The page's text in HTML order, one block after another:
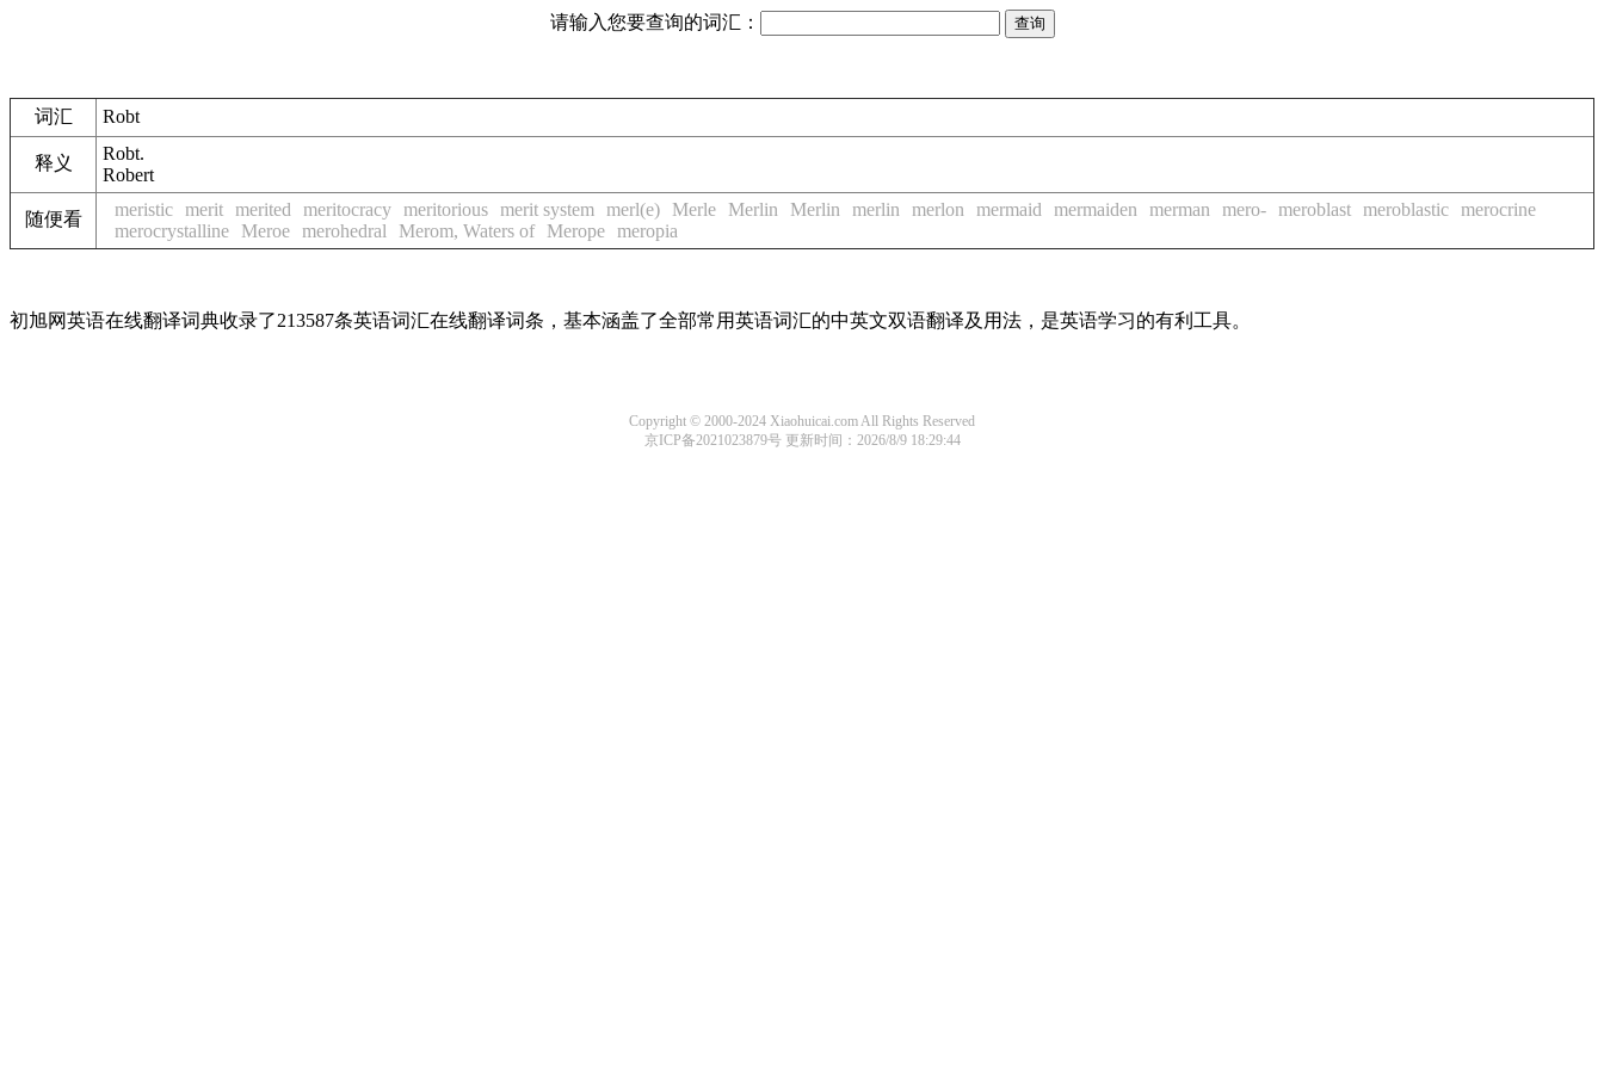
请输入您要查询的词汇：
词汇 Robt
释义
Robt.
Robert
随便看 meristic merit merited meritocracy meritorious merit system merl(e) Merle Merlin Merlin merlin merlon mermaid mermaiden merman mero- meroblast meroblastic merocrine
merocrystalline
Meroe merohedral Merom, Waters of Merope meropia
初旭网英语在线翻译词典收录了213587条英语词汇在线翻译词条，基本涵盖了全部常用英语词汇的中英文双语翻译及用法，是英语学习的有利工具。
Copyright © 2000-2024 Xiaohuicai.com All Rights Reserved
京ICP备2021023879号更新时间：2026/8/9 18:29:44